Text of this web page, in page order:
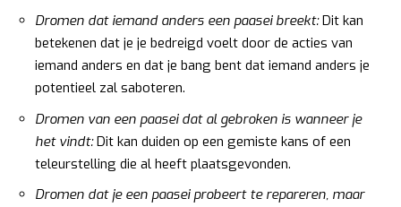
Dromen dat iemand anders een paasei breekt:Dit kan
betekenen dat je je bedreigd voelt door de acties van
iemand anders en dat je bang bent dat iemand anders je
potentieel zal saboteren.
Dromen van een paasei dat al gebroken is wanneer je
het vindt:Dit kan duiden op een gemiste kans of een
teleurstelling die al heeft plaatsgevonden.
Dromen dat je een paasei probeert te repareren, maar